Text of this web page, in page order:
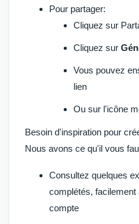
Pour partager:
Cliquez sur
Cliquez sur
Vous pouvez
lien
Ou sur l'icône
Besoin d'inspiration pour
Nous avons ce qu'il vous
Consultez quelques
complétés,
compte